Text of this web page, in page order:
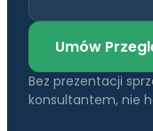
Umów
Bez prezentacji
konsultantem, nie